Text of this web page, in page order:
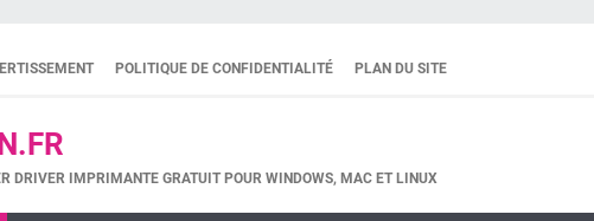
POLITIQUE DE CONFIDENTIALITÉ PLAN DU SITE
DRIVER IMPRIMANTE GRATUIT POUR WINDOWS, MAC ET LINUX